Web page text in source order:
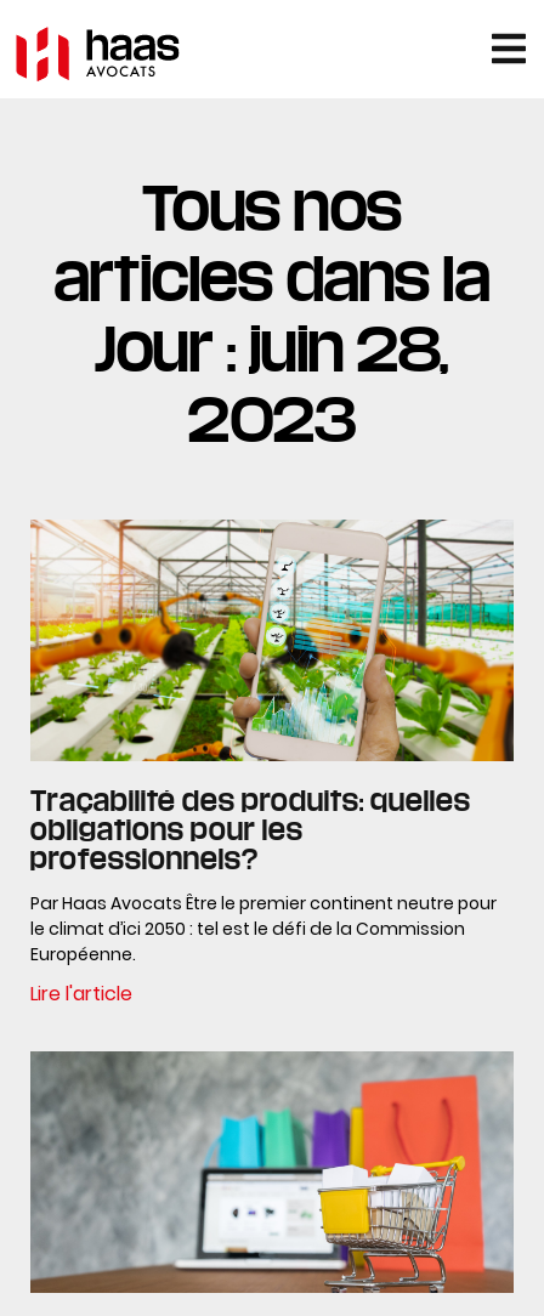
Tous nos
articles dans la
Jour : juin 28,
2023
Traçabilité des produits: quelles
obligations pour les
professionnels?
Par Haas Avocats Être le premier continent neutre pour
le climat d’ici 2050 : tel est le défi de la Commission
Européenne.
Lire l'article